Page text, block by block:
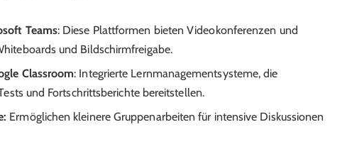
Teams: Diese Plattformen bieten Videokonferenzen und
und Bildschirmfreigabe.
Classroom: Integrierte Lernmanagementsysteme, die
und Fortschrittsberichte bereitstellen.
Ermöglichen kleinere Gruppenarbeiten für intensive Diskussionen